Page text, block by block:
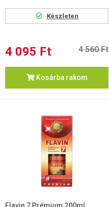
Készleten
4 095 Ft 4 560 Ft
Kosárba rakom